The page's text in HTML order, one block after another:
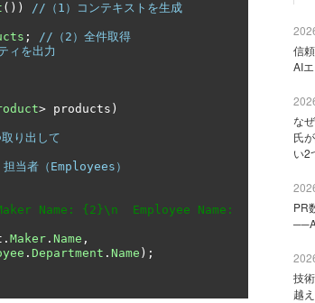
())
//（1）コンテキストを生成
;
//（2）全件取得
ィを出力
> products )
り出して
当者（Employees）
Name: {2}\n  Employee Name:
. Maker . Name ,
. Department . Name );
信
AI
な
氏
い2
PR
技
越